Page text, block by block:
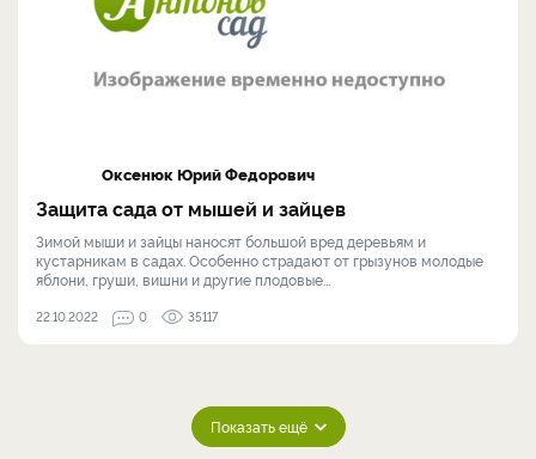
Оксенюк Юрий Федорович
Защита сада от мышей и зайцев
Зимой мыши и зайцы наносят большой вред деревьям и
кустарникам в садах. Особенно страдают от грызунов молодые
яблони, груши, вишни и другие плодовые...
22.10.2022 0 35117
Показать ещё